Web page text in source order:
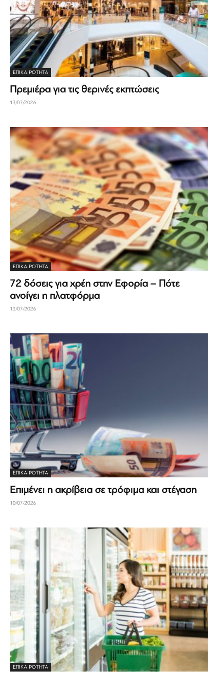
ΕΠΙΚΑΙΡΟΤΗΤΑ
Πρεμιέρα για τις θερινές εκπτώσεις
13/07/2026
ΕΠΙΚΑΙΡΟΤΗΤΑ
72 δόσεις για χρέη στην Εφορία – Πότε
ανοίγει η πλατφόρμα
13/07/2026
ΕΠΙΚΑΙΡΟΤΗΤΑ
Επιμένει η ακρίβεια σε τρόφιμα και στέγαση
10/07/2026
ΕΠΙΚΑΙΡΟΤΗΤΑ